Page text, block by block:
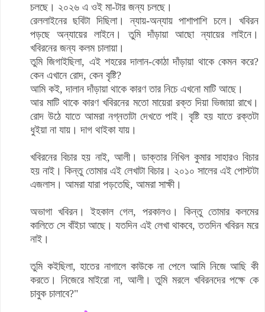
চলছে। ২০২৬ এ ওই মা-টার জন্য চলছে।
রেললাইনের ছবিটা দিছিলা। ন্যায়-অন্যায় পাশাপাশি চলে। খবিরন
পড়ছে অন্যায়ের লাইনে। তুমি দাঁড়ায়া আছো ন্যায়ের লাইনে।
খবিরনের জন্য কলম চালায়া।
তুমি জিগাইছিলা, এই শহরের দালান-কোঠা দাঁড়ায়া থাকে কেমন করে?
কেন এখানে রোদ, কেন বৃষ্টি?
আমি কই, দালান দাঁড়ায়া থাকে কারণ তার নিচে এখনো মাটি আছে।
আর মাটি থাকে কারণ খবিরনের মতো মায়েরা রক্ত দিয়া ভিজায়া রাখে।
রোদ উঠে যাতে আমরা নগ্নতাটা দেখতে পাই। বৃষ্টি হয় যাতে রক্তটা
ধুইয়া না যায়। দাগ থাইকা যায়।
খবিরনের বিচার হয় নাই, আলী। ডাক্তার নিখিল কুমার সাহারও বিচার
হয় নাই। কিন্তু তোমার এই লেখাটা বিচার। ২০১০ সালের এই পোস্টটা
এজলাস। আমরা যারা পড়তেছি, আমরা সাক্ষী।
অভাগা খবিরন। ইহকাল গেল, পরকালও। কিন্তু তোমার কলমের
কালিতে সে বাঁইচা আছে। যতদিন এই লেখা থাকবে, ততদিন খবিরন মরে
নাই।
তুমি কইছিলা, হাতের নাগালে কাউকে না পেলে আমি নিজে আছি কী
করতে। নিজেরে মাইরো না, আলী। তুমি মরলে খবিরনদের পক্ষে কে
চাবুক চালাবে?"